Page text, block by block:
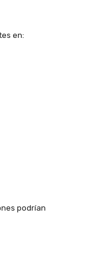
en:
podrían